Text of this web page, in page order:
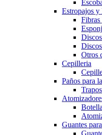
Estropajos y
Fibras
Otros
Cepilleria
Paños para
Guantes